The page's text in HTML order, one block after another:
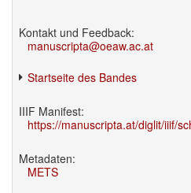
Kontakt und Feedback:
manuscripta@oeaw.ac.at
Startseite des Bandes
IIIF Manifest:
https://manuscripta.at/diglit/iiif/
Metadaten:
METS